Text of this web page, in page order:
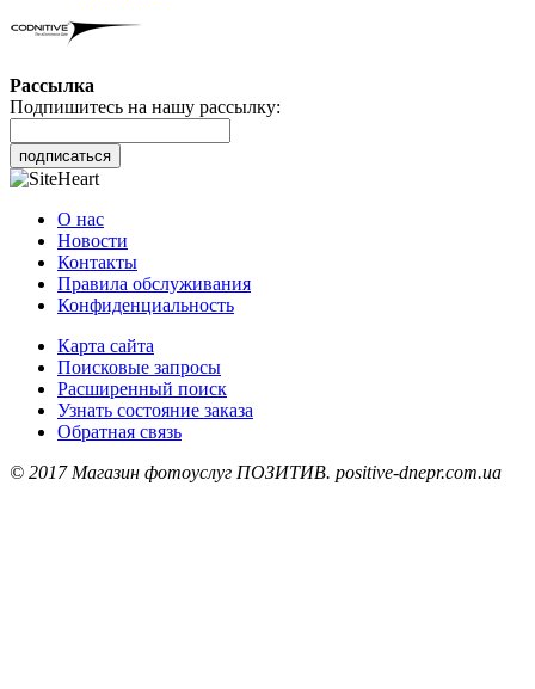
Рассылка
Подпишитесь на нашу рассылку:
подписаться
О нас
Новости
Контакты
Правила обслуживания
Конфиденциальность
Карта сайта
Поисковые запросы
Расширенный поиск
Узнать состояние заказа
Обратная связь
© 2017 Магазин фотоуслуг ПОЗИТИВ. positive-dnepr.com.ua